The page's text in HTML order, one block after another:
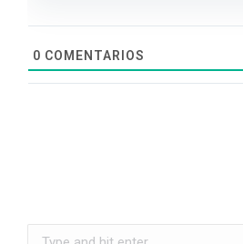
0 COMENTARIOS
Search: